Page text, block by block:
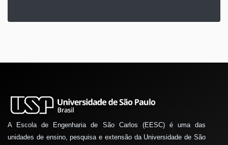
A Escola de Engenharia de São Carlos (EESC) é uma das
unidades de ensino, pesquisa e extensão da Universidade de São